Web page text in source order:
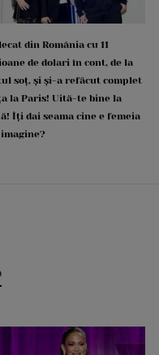
din România cu 11
de dolari în cont, de la
soț, și și-a refăcut complet
la Paris! Uită-te bine la
Îți dai seama cine e femeia